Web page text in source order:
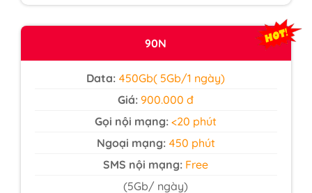
90N
Data: 450Gb( 5Gb/1 ngày)
Giá:900.000 đ
Gọi nội mạng:<20 phút
Ngoại mạng: 450 phút
SMS nội mạng: Free
(5Gb/ ngày)